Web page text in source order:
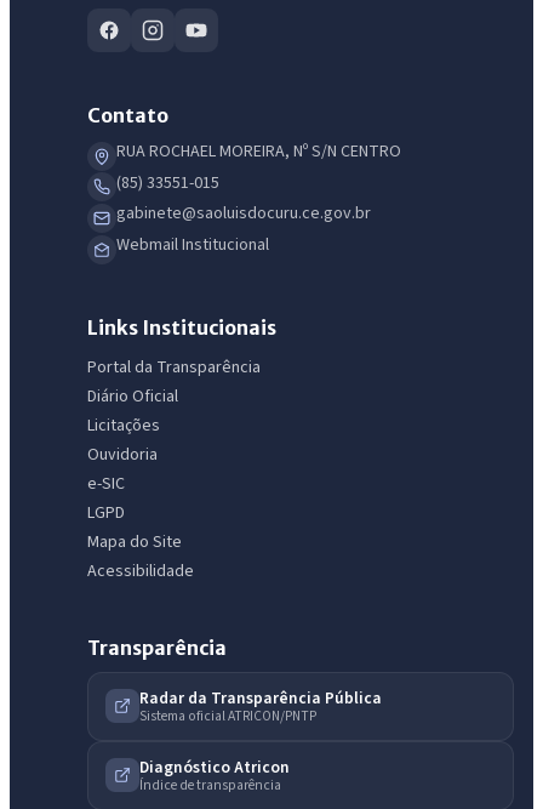
Contato
RUA ROCHAEL MOREIRA, Nº S/N CENTRO
(85) 33551-015
gabinete@saoluisdocuru.ce.gov.br
Webmail Institucional
Links Institucionais
Portal da Transparência
Diário Oficial
Licitações
Ouvidoria
e-SIC
LGPD
Mapa do Site
Acessibilidade
Transparência
Radar da Transparência Pública
Sistema oficial ATRICON/PNTP
Diagnóstico Atricon
Índice de transparência
IntGest AI
Assistente do Portal
Olá. Pergunte sobre serviços, notícias, legislação, Diário Oficial,
licitações, estrutura ou transparência do município.
Licitações abertas